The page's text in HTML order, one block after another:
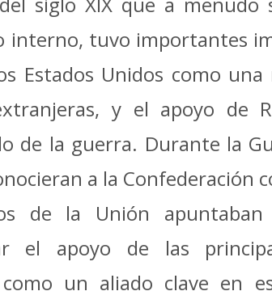
tuvo importantes
Estados Unidos como
y el apoyo
de la guerra. Durante la
a la Confederación
de la Unión
el apoyo de las
un aliado clave en